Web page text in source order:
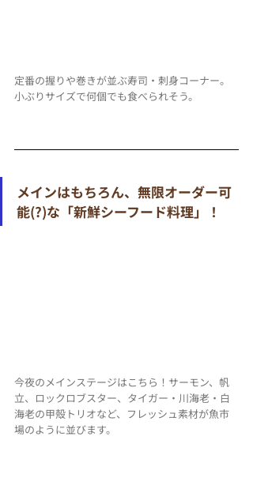
定番の握りや巻きが並ぶ寿司・刺身コーナー。
小ぶりサイズで何個でも食べられそう。
メインはもちろん、無限オーダー可
能(?)な「新鮮シーフード料理」！
今夜のメインステージはこちら！サーモン、帆
立、ロックロブスター、タイガー・川海老・白
海老の甲殻トリオなど、フレッシュ素材が魚市
場のように並びます。